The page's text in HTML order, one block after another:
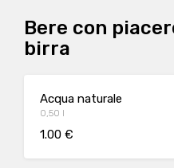
Bere con
birra
Acqua naturale
0,50 l
1.00 €